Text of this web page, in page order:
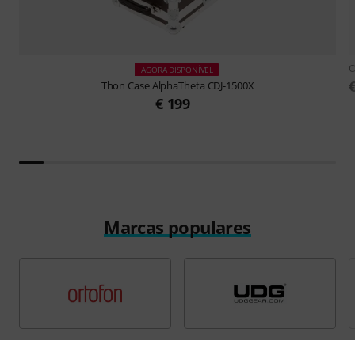
AGORA DISPONÍVEL
Thon Case AlphaTheta CDJ-1500X
€ 199
Marcas populares